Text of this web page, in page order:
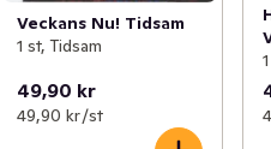
Veckans Nu! Tidsam
1 st, Tidsam
49,90 kr
49,90 kr /st